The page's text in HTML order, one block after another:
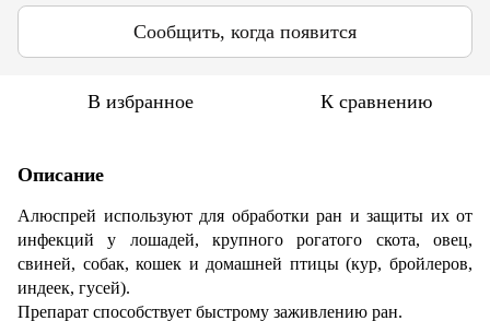
Сообщить, когда появится
В избранное К сравнению
Описание
Алюспрей используют для обработки ран и защиты их от
инфекций у лошадей, крупного рогатого скота, овец,
свиней, собак, кошек и домашней птицы (кур, бройлеров,
индеек, гусей).
Препарат способствует быстрому заживлению ран.